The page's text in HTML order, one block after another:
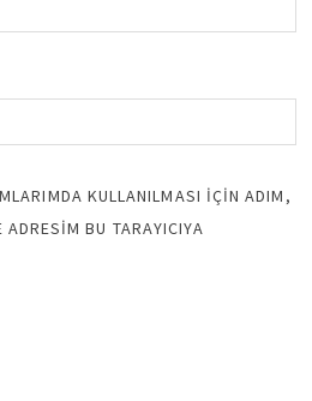
KULLANILMASI IÇIN ADIM,
BU TARAYICIYA